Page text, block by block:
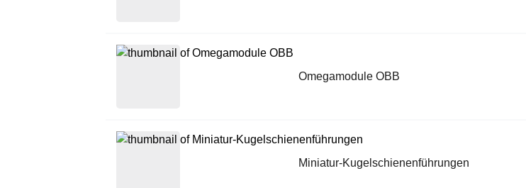
Omegamodule OBB
Miniatur-Kugelschienenführungen